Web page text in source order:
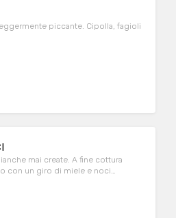
piccante. Cipolla, fagioli
mai create. A fine cottura
con un giro di miele e noci